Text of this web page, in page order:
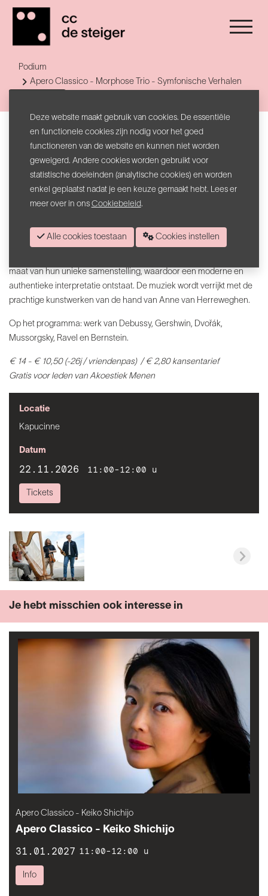
Podium
Apero Classico - Morphose Trio - Symfonische Verhalen
Symfonische Verhalen
Apero Classico - Morphose Trio
Morphose Triois een uniek Belgisch kamermuziekensemble
met een unieke combinatie van instrumenten: saxofoon, altviool en
Symfonische Verhalenvertelt Morphose Trio tijdloze verhalen
aan de hand van enkele van de meest geliefde symfonische
maat van hun unieke samenstelling, waardoor een moderne en
authentieke interpretatie ontstaat. De muziek wordt verrijkt met de
prachtige kunstwerken van de hand van Anne van Herreweghen.
Op het programma: werk van Debussy, Gershwin, Dvořák,
Mussorgsky, Ravel en Bernstein.
€ 14 - € 10,50 (-26j / vriendenpas) / € 2,80 kansentarief
Gratis voor leden van Akoestiek Menen
Locatie
Kapucinne
Datum
22.11.2026 11:00-12:00 u
Tickets
Je hebt misschien ook interesse in
Apero Classico - Keiko Shichijo
Apero Classico - Keiko Shichijo
31.01.2027 11:00-12:00 u
Info
Deze website maakt gebruik van cookies. De essentiële
en functionele cookies zijn nodig voor het goed
functioneren van de website en kunnen niet worden
geweigerd. Andere cookies worden gebruikt voor
statistische doeleinden (analytische cookies) en worden
enkel geplaatst nadat je een keuze gemaakt hebt. Lees er
meer over in ons Cookiebeleid.
Alle cookies toestaan Cookies instellen